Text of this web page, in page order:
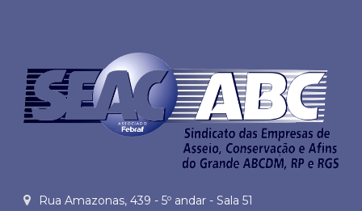
Rua Amazonas, 439 - 5º andar - Sala 51